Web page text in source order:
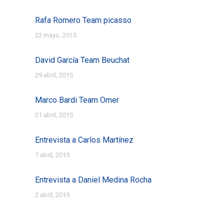
Rafa Romero Team picasso
22 mayo, 2015
David García Team Beuchat
29 abril, 2015
Marco Bardi Team Omer
21 abril, 2015
Entrevista a Carlos Martínez
7 abril, 2015
Entrevista a Daniel Medina Rocha
2 abril, 2015